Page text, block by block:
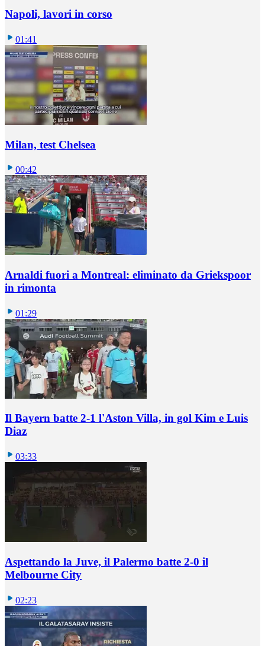
Napoli, lavori in corso
01:41
Milan, test Chelsea
00:42
Arnaldi fuori a Montreal: eliminato da Griekspoor
in rimonta
01:29
Il Bayern batte 2-1 l'Aston Villa, in gol Kim e Luis
Diaz
03:33
Aspettando la Juve, il Palermo batte 2-0 il
Melbourne City
02:23